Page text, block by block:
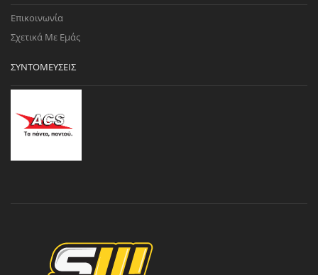
Επικοινωνία
Σχετικά Με Εμάς
ΣΥΝΤΟΜΕΎΣΕΙΣ